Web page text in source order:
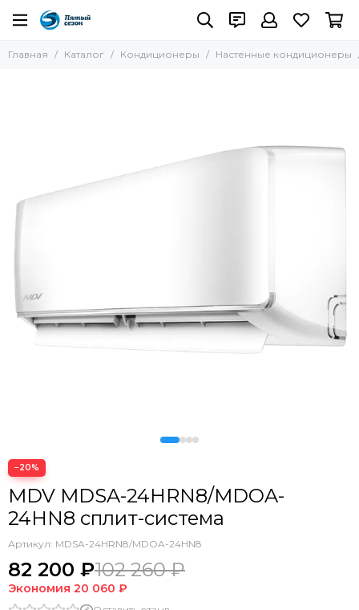
Кондиционеры
Потолочные кондиционеры
Пульты управления
Главная Каталог Кондиционеры Настенные кондиционеры
−20%
MDV MDSA-24HRN8/MDOA-
24HN8 сплит-система
Артикул: MDSA-24HRN8/MDOA-24HN8
82 200 ₽102 260 ₽
Экономия 20 060 ₽